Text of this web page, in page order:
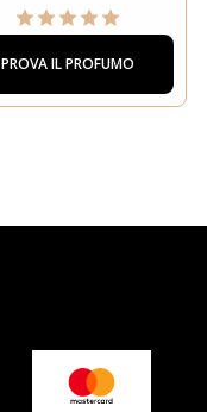
PROVA IL PROFUMO